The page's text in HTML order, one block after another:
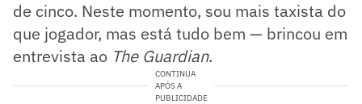
de cinco. Neste momento, sou mais taxista do
que jogador, mas está tudo bem — brincou em
entrevista ao The Guardian.
CONTINUA
APÓS A
PUBLICIDADE